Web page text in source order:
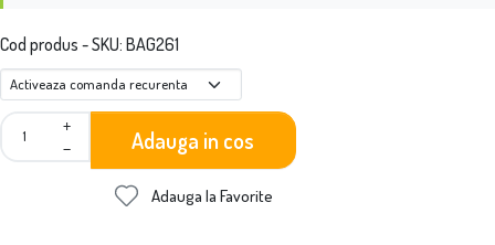
Cod produs - SKU BAG261
+
−
Adauga in cos
Adauga la Favorite